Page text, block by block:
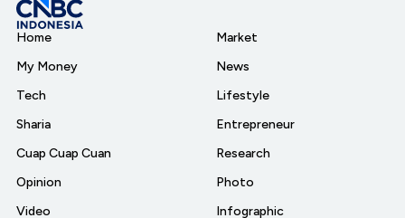
Home
My Money
Tech
Sharia
Cuap Cuap Cuan
Opinion
Video
Market
News
Lifestyle
Entrepreneur
Research
Photo
Infographic